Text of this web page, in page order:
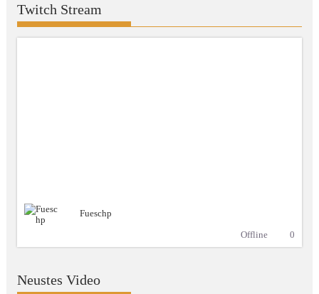
Twitch Stream
Fueschp
Offline
0
Neustes Video